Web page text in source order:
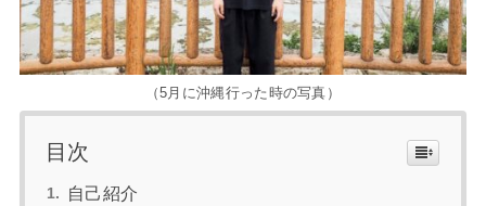
（5月に沖縄行った時の写真）
目次
自己紹介